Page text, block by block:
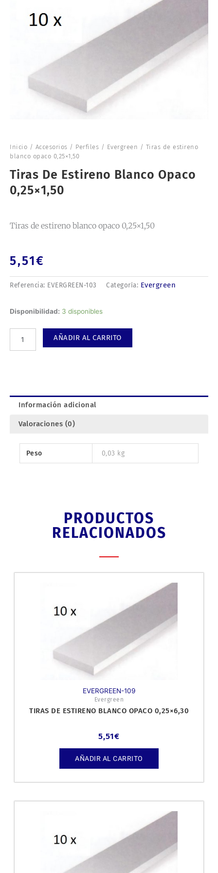
Inicio / Accesorios / Perfiles / Evergreen / Tiras de estireno
blanco opaco 0,25×1,50
Tiras De Estireno Blanco Opaco
0,25×1,50
Tiras de estireno blanco opaco 0,25×1,50
5,51€
Referencia: EVERGREEN-103 Categoría: Evergreen
Disponibilidad: 3 disponibles
Tiras
blanco
AÑADIR AL CARRITO
Información adicional
Valoraciones (0)
Peso 0,03 kg
PRODUCTOS
RELACIONADOS
EVERGREEN-109
Evergreen
TIRAS DE ESTIRENO BLANCO OPACO 0,25×6,30
5,51€
AÑADIR AL CARRITO